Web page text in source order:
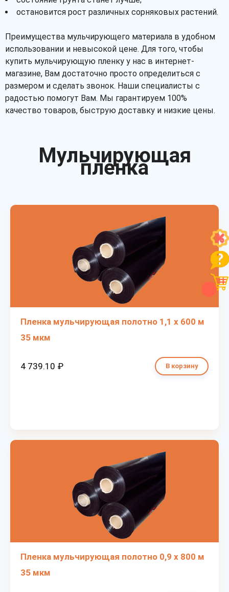
остановится рост различных сорняковых растений.
Преимущества мульчирующего материала в удобном
использовании и невысокой цене. Для того, чтобы
купить мульчирующую пленку у нас в интернет-
магазине, Вам достаточно просто определиться с
размером и сделать звонок. Наши специалисты с
радостью помогут Вам. Мы гарантируем 100%
качество товаров, быструю доставку и низкие цены.
Мульчирующая
пленка
Пленка мульчирующая полотно 1,1 х 600 м
35 мкм
4 739.10 ₽ В корзину
Пленка мульчирующая полотно 0,9 х 800 м
35 мкм